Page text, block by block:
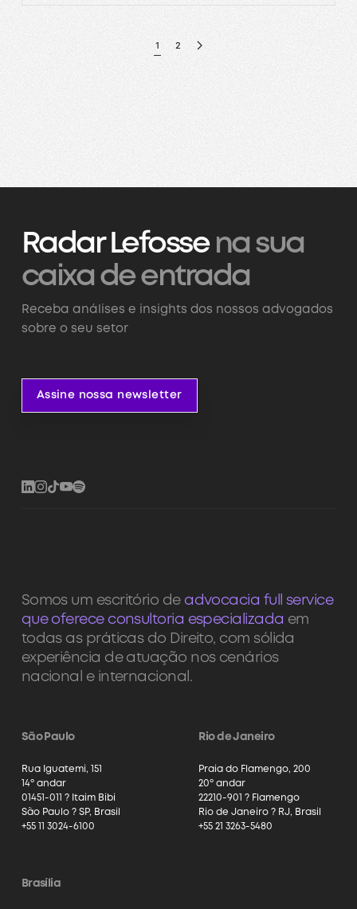
1 2
Radar Lefossena sua
caixa de entrada
Receba análises e insights dos nossos advogados
sobre o seu setor
Assine nossa newsletter
Somos um escritório de advocacia full service
que oferece consultoria especializada em
todas as práticas do Direito, com sólida
experiência de atuação nos cenários
nacional e internacional.
São Paulo
Rua Iguatemi, 151
14º andar
01451-011 ? Itaim Bibi
São Paulo ? SP, Brasil
+55 11 3024-6100
Rio de Janeiro
Praia do Flamengo, 200
20º andar
22210-901 ? Flamengo
Rio de Janeiro ? RJ, Brasil
+55 21 3263-5480
Brasília